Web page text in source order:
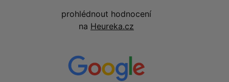
prohlédnout hodnocení
na Heureka.cz